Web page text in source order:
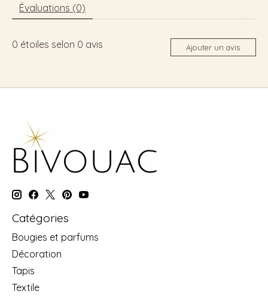
Évaluations (0)
0 étoiles selon 0 avis Ajouter un avis
Catégories
Bougies et parfums
Décoration
Tapis
Textile